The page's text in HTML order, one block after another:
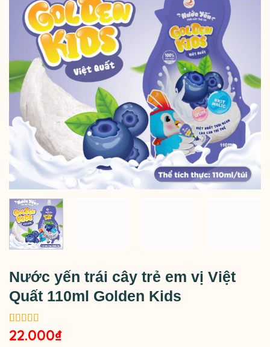
Nước yến trái cây trẻ em vị Việt
Quất 110ml Golden Kids
5.00 trên 5
dựa trên
2
22.000₫